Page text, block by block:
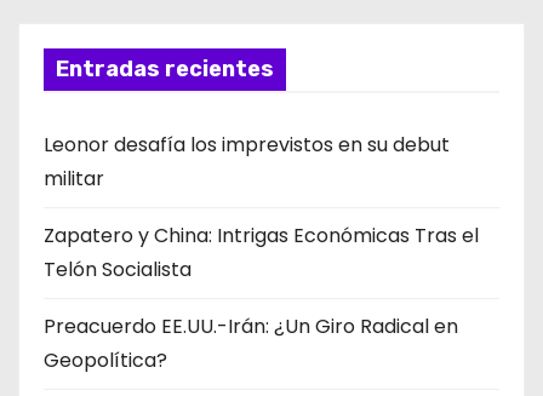
Entradas recientes
Leonor desafía los imprevistos en su debut
militar
Zapatero y China: Intrigas Económicas Tras el
Telón Socialista
Preacuerdo EE.UU.-Irán: ¿Un Giro Radical en
Geopolítica?